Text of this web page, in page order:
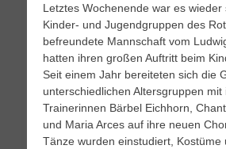
Letztes Wochenende war es wieder
Kinder- und Jugendgruppen des
befreundete Mannschaft vom
hatten ihren großen Auftritt beim
Seit einem Jahr bereiteten sich die
unterschiedlichen Altersgruppen mit
Trainerinnen Bärbel Eichhorn,
und Maria Arces auf ihre neuen
Tänze wurden einstudiert, Kostüme